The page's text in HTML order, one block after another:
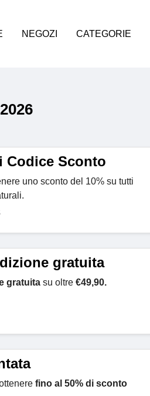
NEGOZI CATEGORIE
Codice Sconto
uno sconto del 10% su tutti
gratuita
gratuitasu oltre€49,90.
fino al 50% di sconto